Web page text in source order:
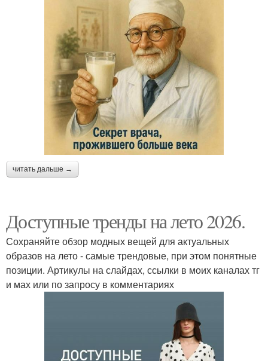
читать дальше →
Доступные тренды на лето 2026.
Сохраняйте обзор модных вещей для актуальных
образов на лето - самые трендовые, при этом понятные
позиции. Артикулы на слайдах, ссылки в моих каналах тг
и мах или по запросу в комментариях